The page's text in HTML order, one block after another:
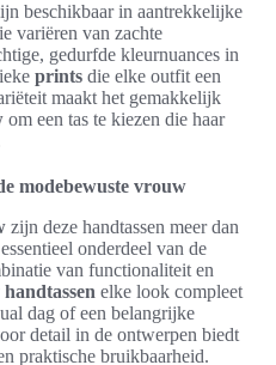
beschikbaar in aantrekkelijke
variëren van zachte
gedurfde kleurnuances in
prints die elke outfit een
maakt het gemakkelijk
om een tas te kiezen die haar
modebewuste vrouw
zijn deze handtassen meer dan
onderdeel van de
van functionaliteit en
elke look compleet
dag of een belangrijke
detail in de ontwerpen biedt
praktische bruikbaarheid.